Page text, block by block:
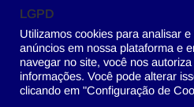
04902-170
Grupo ATS – 2022 © Todos
LGPD
Utilizamos cookies para analisar
anúncios em nossa plataforma e
navegar no site, você nos
informações. Você pode alterar
clicando em "Configuração de